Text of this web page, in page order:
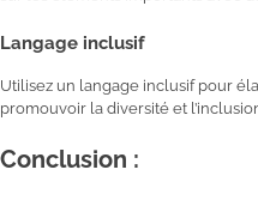
Langage inclusif
Utilisez un langage inclusif pour
promouvoir la diversité et
Conclusion :